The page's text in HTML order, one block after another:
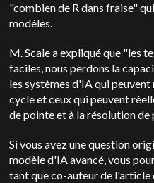
"combien de R dans fraise"
modèles.
M. Scale a expliqué que "les
faciles, nous perdons la
les systèmes d'IA qui
cycle et ceux qui peuvent
de pointe et à la résolution de
Si vous avez une question
modèle d'IA avancé, vous
tant que co-auteur de